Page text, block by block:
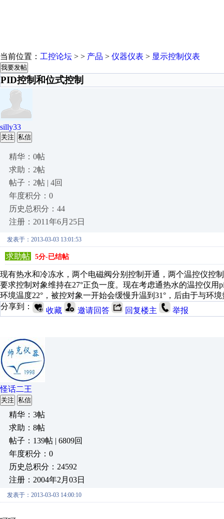
当前位置： 工控论坛 > > 产品 > 仪器仪表 > 显示控制仪表
我要发帖
PID控制和位式控制
silly33
关注 私信
精华：0帖
求助：2帖
帖子：2帖 | 4回
年度积分：0
历史总积分：44
注册：2011年6月25日
发表于：2013-03-03 13:01:53
求助帖 5分-已结帖
现有热水和冷冻水，两个电磁阀分别控制开通，两个温控仪控
要求控制对象维持在27°正负一度。现在考虑通热水的温控仪用
环境温度22°，被控对象一开始会缓慢升温到31°，后由于与环
分享到：
收藏 邀请回答 回复楼主 举报
怪话二王
关注 私信
精华：3帖
求助：8帖
帖子：139帖 | 6809回
年度积分：0
历史总积分：24592
注册：2004年2月03日
发表于：2013-03-03 14:00:10